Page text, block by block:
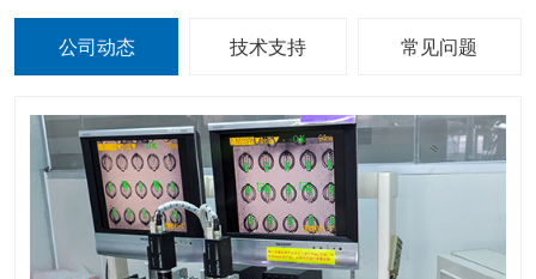
公司动态 技术支持 常见问题